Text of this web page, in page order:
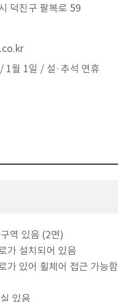
덕진구 팔복로 59
1월 1일 / 설·추석 연휴
역 있음 (2면)
가 설치되어 있음
가 있어 휠체어 접근 가능함
있음